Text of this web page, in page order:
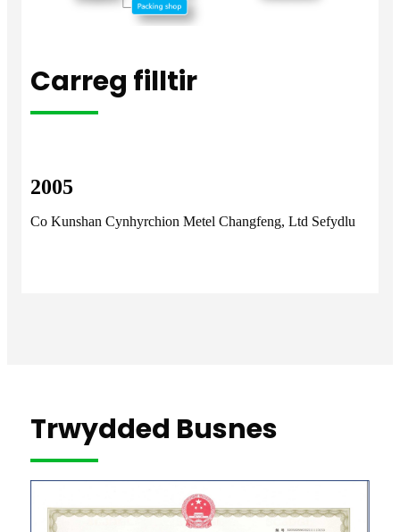
Carreg filltir
2005
Co Kunshan Cynhyrchion Metel Changfeng, Ltd Sefydlu
Trwydded Busnes